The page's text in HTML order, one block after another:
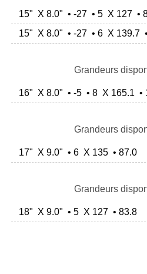
15" X 8.0" • -27 • 5 X 127 •
15" X 8.0" • -27 • 6 X 139.7
Grandeurs
16" X 8.0" • -5 • 8 X 165.1 •
Grandeurs
17" X 9.0" • 6 X 135 • 87.0
Grandeurs
18" X 9.0" • 5 X 127 • 83.8